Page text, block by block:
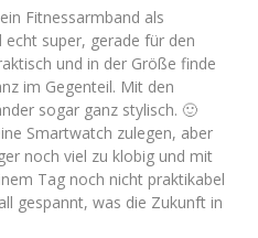
Fitnessarmband als
super, gerade für den
und in der Größe finde
im Gegenteil. Mit den
sogar ganz stylisch. 🙂
Smartwatch zulegen, aber
noch viel zu klobig und mit
Tag noch nicht praktikabel
gespannt, was die Zukunft in